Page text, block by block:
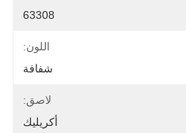
63308
اللون:
شفافة
لاصق:
أكريليك